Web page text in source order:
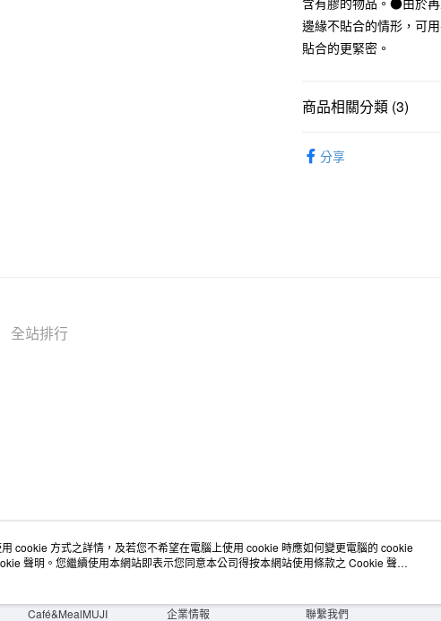
付款後全家取貨
每筆NT$65，滿
每筆NT$65，滿
每筆NT$65，滿
邊緣不貼合的情形，可
貼合的更緊密。
商品相關分類 (3)
分享
全站排行
店舖情報
門市服務
Café&MealMUJI
空間改造企劃服務
大宗採購
企業情報
會員服務
人才招募
聯繫我們
cookie 方式之詳情，及若您不希望在電腦上使用 cookie 時應如何變更電腦的 cookie
聲明。您繼續使用本網站即表示您同意本公司得按本網站使用條款之 Cookie 聲明